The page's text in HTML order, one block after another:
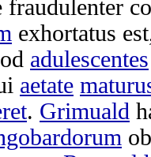
fraudulenter
exhortatus
adulescentes
aetate
. Grimuald